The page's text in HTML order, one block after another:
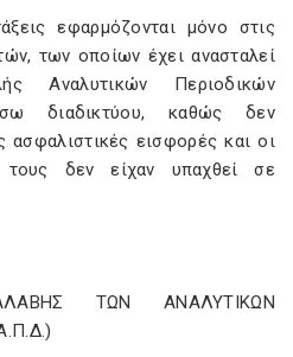
εφαρμόζονται μόνο στις
των οποίων έχει ανασταλεί
Αναλυτικών Περιοδικών
διαδικτύου, καθώς δεν
ασφαλιστικές εισφορές και οι
τους δεν είχαν υπαχθεί σε
ΤΩΝ ΑΝΑΛΥΤΙΚΩΝ